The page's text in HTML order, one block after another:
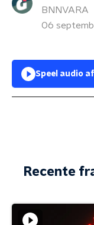
BNNVARA
06
Speel audio af
Recente